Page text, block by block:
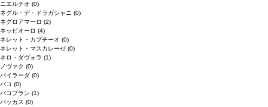
ニエルチオ (0)
ネグル・デ・ドラガシャニ (0)
ネグロアマーロ (2)
ネッビオーロ (4)
ネレット・カプチーオ (0)
ネレット・マスカレーゼ (0)
ネロ・ダヴォラ (1)
ノヴァク (0)
バイラーダ (0)
バコ (0)
バコブラン (1)
バッカス (0)